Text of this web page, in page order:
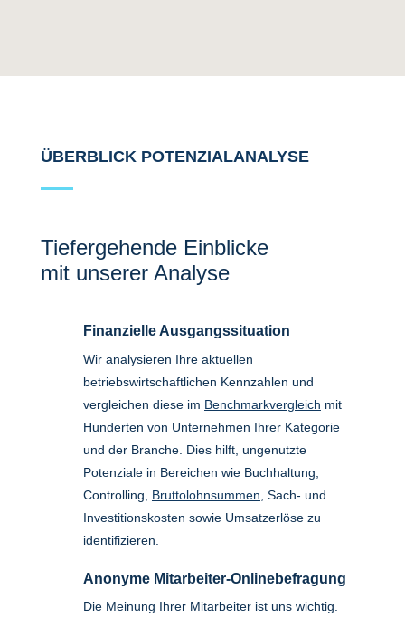
ÜBERBLICK POTENZIALANALYSE
Tiefergehende Einblicke
mit unserer Analyse
Finanzielle Ausgangssituation
Wir analysieren Ihre aktuellen
betriebswirtschaftlichen Kennzahlen und
vergleichen diese im Benchmarkvergleich mit
Hunderten von Unternehmen Ihrer Kategorie
und der Branche. Dies hilft, ungenutzte
Potenziale in Bereichen wie Buchhaltung,
Controlling, Bruttolohnsummen , Sach- und
Investitionskosten sowie Umsatzerlöse zu
identifizieren.
Anonyme Mitarbeiter-Onlinebefragung
Die Meinung Ihrer Mitarbeiter ist uns wichtig.